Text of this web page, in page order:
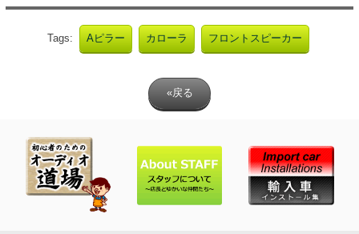
Tags: Aピラー カローラ フロントスピーカー
«戻る